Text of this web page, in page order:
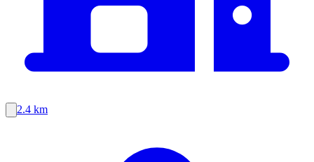
2.4 km